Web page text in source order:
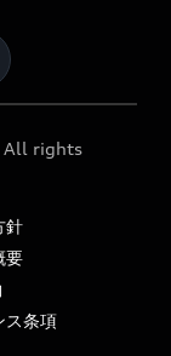
All rights
針
要
ス条項